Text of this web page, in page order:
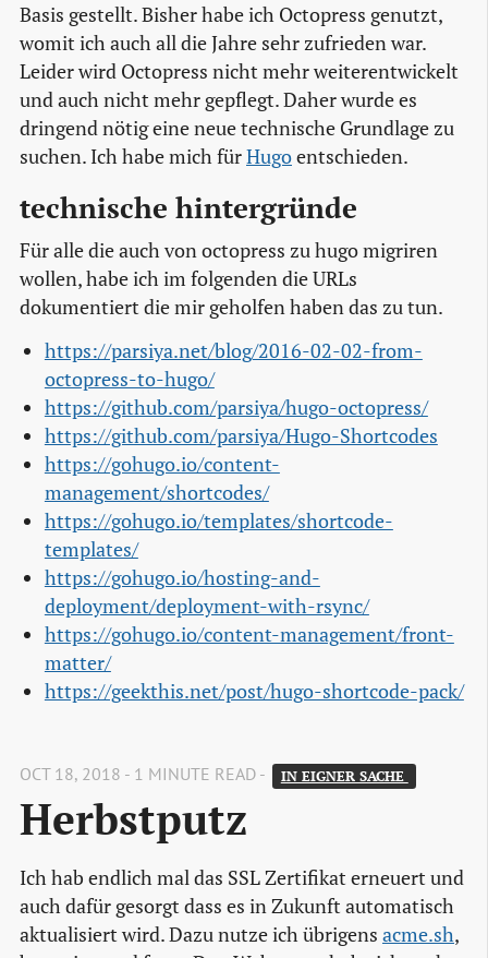
Basis gestellt. Bisher habe ich Octopress genutzt,
womit ich auch all die Jahre sehr zufrieden war.
Leider wird Octopress nicht mehr weiterentwickelt
und auch nicht mehr gepflegt. Daher wurde es
dringend nötig eine neue technische Grundlage zu
suchen. Ich habe mich fürHugoentschieden.
technische hintergründe
Für alle die auch von octopress zu hugo migriren
wollen, habe ich im folgenden die URLs
dokumentiert die mir geholfen haben das zu tun.
https://parsiya.net/blog/2016-02-02-from-
octopress-to-hugo/
https://github.com/parsiya/hugo-octopress/
https://github.com/parsiya/Hugo-Shortcodes
https://gohugo.io/content-
management/shortcodes/
https://gohugo.io/templates/shortcode-
templates/
https://gohugo.io/hosting-and-
deployment/deployment-with-rsync/
https://gohugo.io/content-management/front-
matter/
https://geekthis.net/post/hugo-shortcode-pack/
OCT 18, 2018 - 1 MINUTE READ - IN EIGNER SACHE
Herbstputz
Ich hab endlich mal das SSL Zertifikat erneuert und
auch dafür gesorgt dass es in Zukunft automatisch
aktualisiert wird. Dazu nutze ich übrigens acme.sh,